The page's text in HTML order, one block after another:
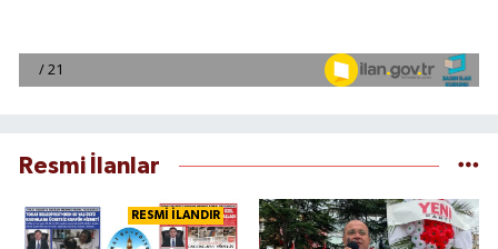
Resmi İlanlar
RESMİ İLANDIR